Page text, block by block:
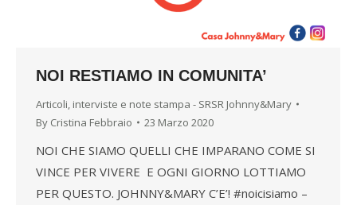
NOI RESTIAMO IN COMUNITA’
Articoli, interviste e note stampa - SRSR Johnny&Mary
By Cristina Febbraio 23 Marzo 2020
NOI CHE SIAMO QUELLI CHE IMPARANO COME SI
VINCE PER VIVERE E OGNI GIORNO LOTTIAMO
PER QUESTO. JOHNNY&MARY C’E’! #noicisiamo –